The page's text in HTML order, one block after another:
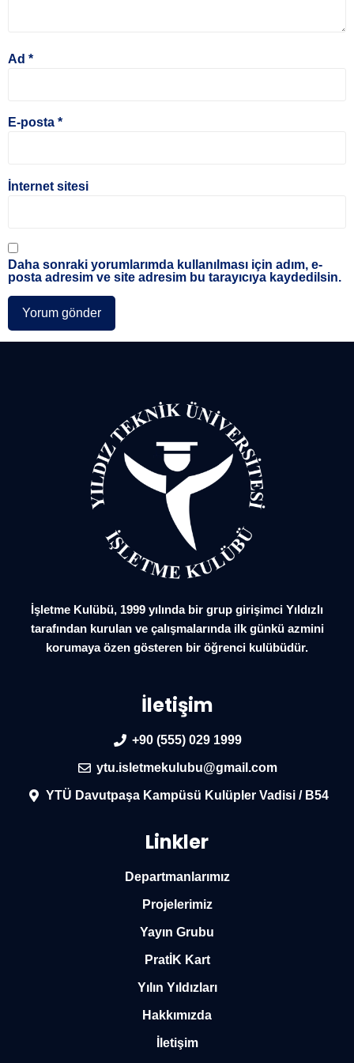
Ad *
E-posta *
İnternet sitesi
Daha sonraki yorumlarımda kullanılması için adım, e-
posta adresim ve site adresim bu tarayıcıya kaydedilsin.
İşletme Kulübü, 1999 yılında bir grup girişimci Yıldızlı
tarafından kurulan ve çalışmalarında ilk günkü azmini
korumaya özen gösteren bir öğrenci kulübüdür.
İletişim
+90 (555) 029 1999
ytu.isletmekulubu@gmail.com
YTÜ Davutpaşa Kampüsü Kulüpler Vadisi / B54
Linkler
Departmanlarımız
Projelerimiz
Yayın Grubu
PratİK Kart
Yılın Yıldızları
Hakkımızda
İletişim